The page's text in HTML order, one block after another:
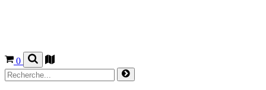
0